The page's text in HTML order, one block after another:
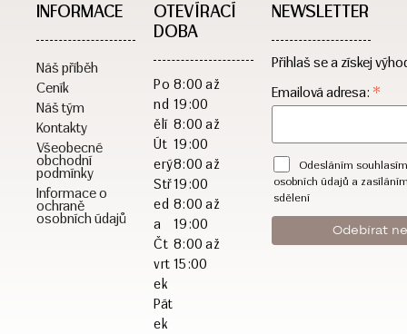
INFORMACE
Náš příběh
Ceník
Náš tým
Kontakty
Všeobecné
obchodní
podmínky
Informace o
ochraně
osobních údajů
OTEVÍRACÍ
DOBA​
Po
nd
ělí
Út
erý
Stř
ed
a
Čt
vrt
ek
Pát
ek
8:00 až
19:00
8:00 až
19:00
8:00 až
19:00
8:00 až
19:00
8:00 až
15:00
NEWSLETTER
Přihlaš se a získej
Emailová adresa: *
Odesláním
osobních údajů a
sdělení